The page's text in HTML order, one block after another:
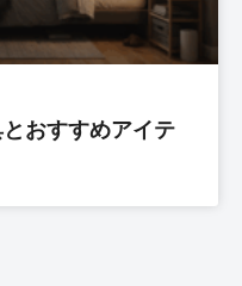
おすすめアイテ